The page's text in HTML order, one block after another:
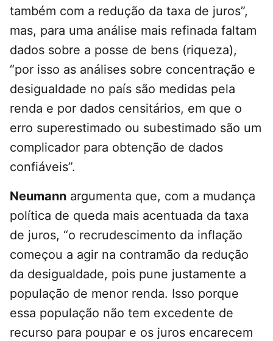
também com a redução da taxa de juros”,
mas, para uma análise mais refinada faltam
dados sobre a posse de bens (riqueza),
“por isso as análises sobre concentração e
desigualdade no país são medidas pela
renda e por dados censitários, em que o
erro superestimado ou subestimado são um
complicador para obtenção de dados
confiáveis”.
Neumann argumenta que, com a mudança
política de queda mais acentuada da taxa
de juros, “o recrudescimento da inflação
começou a agir na contramão da redução
da desigualdade, pois pune justamente a
população de menor renda. Isso porque
essa população não tem excedente de
recurso para poupar e os juros encarecem